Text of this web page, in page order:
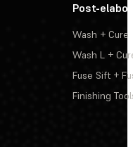
Post-
Wash + Cure
Wash L +
Fuse Sift +
Finishing